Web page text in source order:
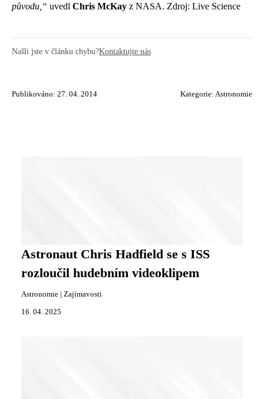
původu,“ uvedl Chris McKay z NASA. Zdroj: Live Science
Našli jste v článku chybu?Kontaktujte nás
Publikováno: 27. 04. 2014 Kategorie: Astronomie
Astronaut Chris Hadfield se s ISS
rozloučil hudebním videoklipem
Astronomie | Zajímavosti
16. 04. 2025